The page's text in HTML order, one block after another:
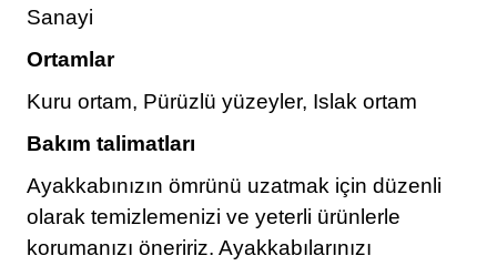
Sanayi
Ortamlar
Kuru ortam, Pürüzlü yüzeyler, Islak ortam
Bakım talimatları
Ayakkabınızın ömrünü uzatmak için düzenli
olarak temizlemenizi ve yeterli ürünlerle
korumanızı öneririz. Ayakkabılarınızı